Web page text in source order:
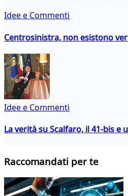
Idee e Commenti
Centrosinistra, non esistono
Idee e Commenti
La verità su Scalfaro, il 41-bis e
Raccomandati per te